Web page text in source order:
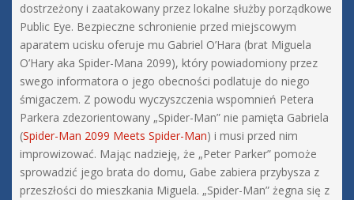
dostrzeżony i zaatakowany przez lokalne służby porządkowe
Public Eye. Bezpieczne schronienie przed miejscowym
aparatem ucisku oferuje mu Gabriel O’Hara (brat Miguela
O’Hary aka Spider-Mana 2099), który powiadomiony przez
swego informatora o jego obecności podlatuje do niego
śmigaczem. Z powodu wyczyszczenia wspomnień Petera
Parkera zdezorientowany „Spider-Man” nie pamięta Gabriela
(Spider-Man 2099 Meets Spider-Man) i musi przed nim
improwizować. Mając nadzieję, że „Peter Parker” pomoże
sprowadzić jego brata do domu, Gabe zabiera przybysza z
przeszłości do mieszkania Miguela. „Spider-Man” żegna się z